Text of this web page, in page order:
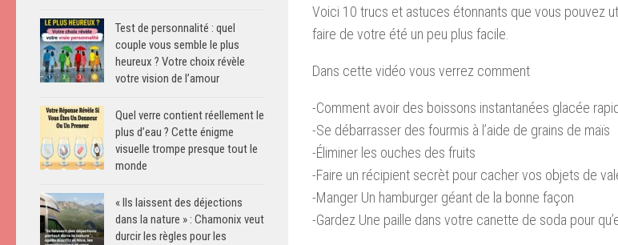
Voici 10 trucs et astuces étonnants que vous pouvez
faire de votre été un peu plus facile
Dans cette vidéo vous verrez comment
-Comment avoir des boissons instantanées glacée
-Se débarrasser des fourmis à l’aide de grains de maïs
-Éliminer les ouches des fruits
-Faire un récipient secrèt pour cacher vos objets de
-Manger Un hamburger géant de la bonne façon
-Gardez Une paille dans votre canette de soda pour
Test de personnalité : quel
couple vous semble le plus
heureux ? Votre choix révèle
votre vision de l’amour
Quel verre contient réellement le
plus d’eau ? Cette énigme
visuelle trompe presque tout le
monde
« Ils laissent des déjections
dans la nature » : Chamonix veut
durcir les règles pour les